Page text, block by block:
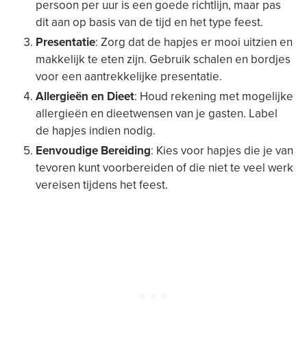
persoon per uur is een goede richtlijn, maar pas
dit aan op basis van de tijd en het type feest.
Presentatie: Zorg dat de hapjes er mooi uitzien en
makkelijk te eten zijn. Gebruik schalen en bordjes
voor een aantrekkelijke presentatie.
Allergieën en Dieet: Houd rekening met mogelijke
allergieën en dieetwensen van je gasten. Label
de hapjes indien nodig.
Eenvoudige Bereiding: Kies voor hapjes die je van
tevoren kunt voorbereiden of die niet te veel werk
vereisen tijdens het feest.